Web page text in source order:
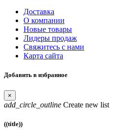
Доставка
О компании
Новые товары
Лидеры продаж
Свяжитесь с нами
Карта сайта
Добавить в избранное
×
add_circle_outline Create new list
((title))